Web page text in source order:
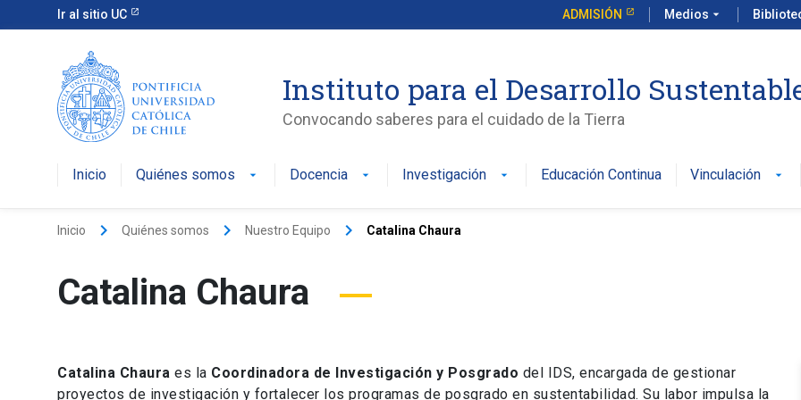
Ir al sitio UC ADMISIÓN Medios arrow_drop_down
Instituto para el Desarrollo
Convocando saberes para el cuidado de la Tierra
Inicio Quiénes somos arrow_drop_down Docencia arrow_drop_down Investigación arrow_drop_down Educación Continua Vinculación arrow_drop_down
Inicio keyboard_arrow_right Quiénes somos keyboard_arrow_right Nuestro Equipo keyboard_arrow_right Catalina Chaura
Catalina Chaura
Catalina Chaura es la Coordinadora de Investigación y Posgrado del IDS, encargada de gestionar
proyectos de investigación y fortalecer los programas de posgrado en sustentabilidad. Su labor impulsa la